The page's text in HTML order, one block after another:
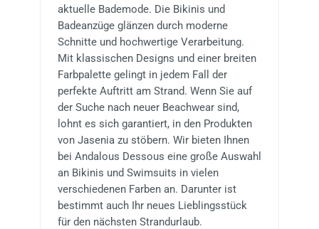
aktuelle Bademode. Die Bikinis und
Badeanzüge glänzen durch moderne
Schnitte und hochwertige Verarbeitung.
Mit klassischen Designs und einer breiten
Farbpalette gelingt in jedem Fall der
perfekte Auftritt am Strand. Wenn Sie auf
der Suche nach neuer Beachwear sind,
lohnt es sich garantiert, in den Produkten
von Jasenia zu stöbern. Wir bieten Ihnen
bei Andalous Dessous eine große Auswahl
an Bikinis und Swimsuits in vielen
verschiedenen Farben an. Darunter ist
bestimmt auch Ihr neues Lieblingsstück
für den nächsten Strandurlaub.